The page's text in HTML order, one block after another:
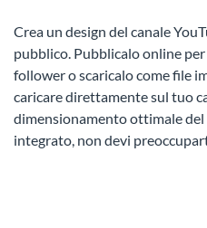
Crea un design del canale
pubblico. Pubblicalo online
follower o scaricalo come file
caricare direttamente sul tuo
dimensionamento ottimale del
integrato, non devi